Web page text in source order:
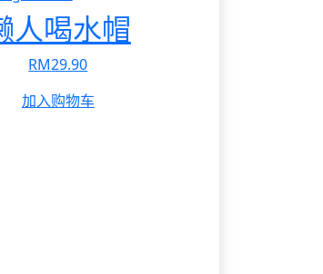
人喝水帽
RM29.90
加入购物车